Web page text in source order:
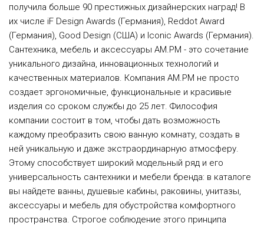
получила больше 90 престижных дизайнерских наград! В
их числе iF Design Awards (Германия), Reddot Award
(Германия), Good Design (США) и Iconic Awards (Германия).
Сантехника, мебель и аксессуары AM.PM - это сочетание
уникального дизайна, инновационных технологий и
качественных материалов. Компания AM.PM не просто
создает эргономичные, функциональные и красивые
изделия со сроком службы до 25 лет. Философия
компании состоит в том, чтобы дать возможность
каждому преобразить свою ванную комнату, создать в
ней уникальную и даже экстраординарную атмосферу.
Этому способствует широкий модельный ряд и его
универсальность сантехники и мебели бренда: в каталоге
вы найдете ванны, душевые кабины, раковины, унитазы,
аксессуары и мебель для обустройства комфортного
пространства. Строгое соблюдение этого принципа